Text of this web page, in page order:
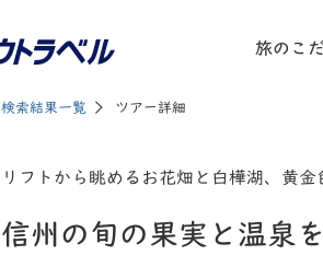
旅のこ
検索結果一覧 ツアー詳細
リフトから眺めるお花畑と白樺湖、黄金
信州の旬の果実と温泉